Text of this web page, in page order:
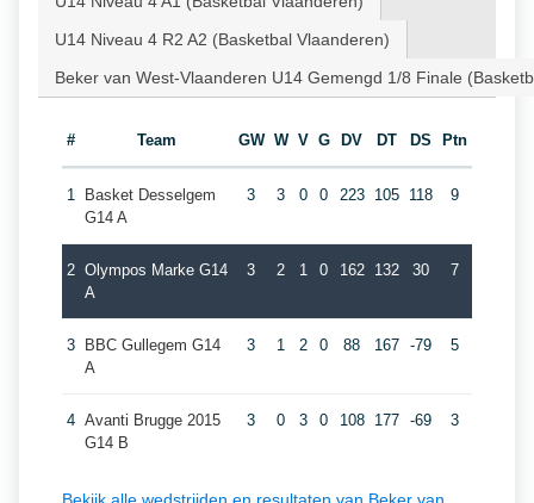
U14 Niveau 4 R2 A2 (Basketbal Vlaanderen)
Beker van West-Vlaanderen U14 Gemengd 1/8 Finale
# Team GW W V G DV DT DS Ptn
1
Basket Desselgem
G14 A
3 3 0 0 223 105 118 9
2 Olympos Marke G14
A
3 2 1 0 162 132 30 7
3
BBC Gullegem G14
A
3 1 2 0 88 167 -79 5
4 Avanti Brugge 2015
G14 B
3 0 3 0 108 177 -69 3